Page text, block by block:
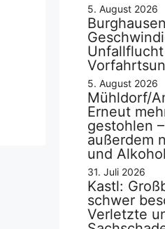
5. August 2026
5. August 2026
Mühldorf/
Erneut
gestohlen
außerdem
und
31. Juli 2026
Kastl:
schwer
Verletzte